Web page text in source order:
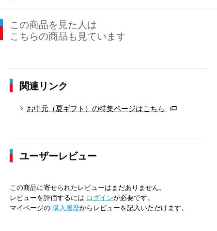
この商品を見た人は
こちらの商品も見ています
関連リンク
お中元（夏ギフト）の特集ページはこちら
ユーザーレビュー
この商品に寄せられたレビューはまだありません。
レビューを評価するには ログインが必要です。
マイページの 購入履歴からレビューを記入いただけます。